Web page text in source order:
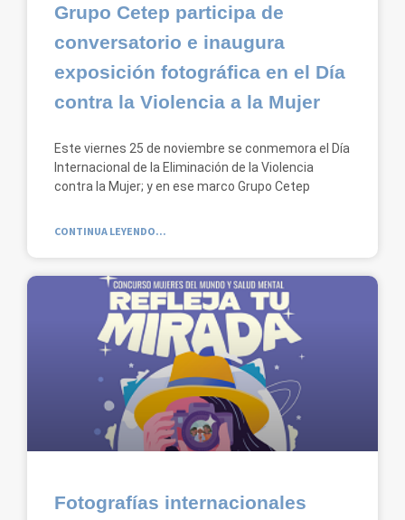
Grupo Cetep participa de
conversatorio e inaugura
exposición fotográfica en el Día
contra la Violencia a la Mujer
Este viernes 25 de noviembre se conmemora el Día
Internacional de la Eliminación de la Violencia
contra la Mujer; y en ese marco Grupo Cetep
CONTINUA LEYENDO...
Fotografías internacionales